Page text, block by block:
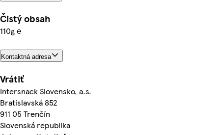
Čistý obsah
110g ℮
Kontaktná adresa
Vrátiť
Intersnack Slovensko, a.s.
Bratislavská 852
911 05 Trenčín
Slovenská republika